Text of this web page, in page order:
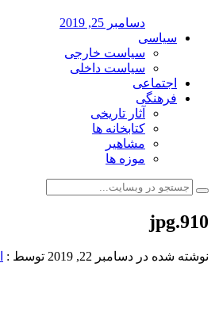
دسامبر 25, 2019
سیاسی
سیاست خارجی
سیاست داخلی
اجتماعی
فرهنگی
آثار تاریخی
کتابخانه ها
مشاهیر
موزه ها
910.jpg
نوشته شده در دسامبر 22, 2019 توسط :